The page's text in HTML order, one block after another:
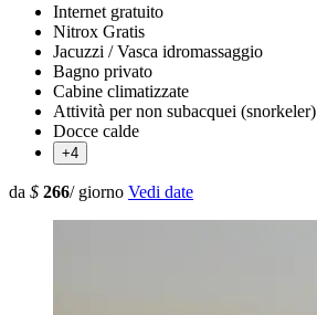
Internet gratuito
Nitrox Gratis
Jacuzzi / Vasca idromassaggio
Bagno privato
Cabine climatizzate
Attività per non subacquei (snorkeler)
Docce calde
+4
da $ 266/ giorno Vedi date